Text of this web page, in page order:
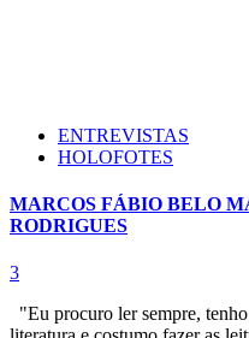
ENTREVISTAS
HOLOFOTES
MARCOS FÁBIO BELO
RODRIGUES
3
"Eu procuro ler sempre,